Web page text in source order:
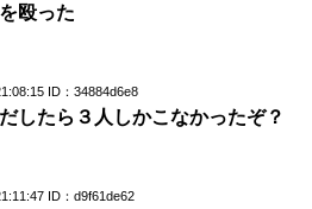
殴った
ID：34884d6e8
したら３人しかこなかったぞ？
ID：d9f61de62